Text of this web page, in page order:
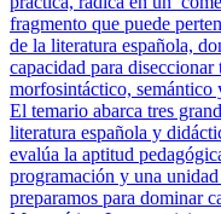
fragmento que puede
de la literatura española,
capacidad para
morfosintáctico, semántico
El temario abarca tres
literatura española y
evalúa la aptitud
programación y una
preparamos para dominar